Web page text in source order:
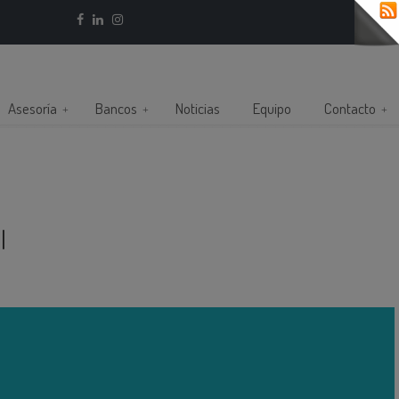
Asesoría Bancos Noticias Equipo Contacto